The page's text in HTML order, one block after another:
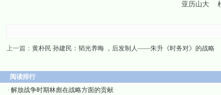
亚历山大
上一篇： 黄朴民 孙建民：韬光养晦 ，后发制人——朱升《时务对》的战略
阅读排行
· 解放战争时期林彪在战略方面的贡献